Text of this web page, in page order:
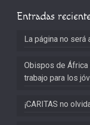
Entradas
La página no
Obispos de África
trabajo para los
¡CARITAS no